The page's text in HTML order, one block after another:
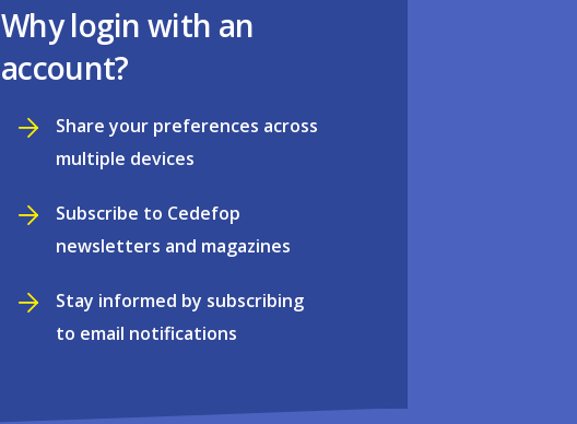
Why login with an
account?
Share your preferences across
multiple devices
Subscribe to Cedefop
newsletters and magazines
Stay informed by subscribing
to email notifications